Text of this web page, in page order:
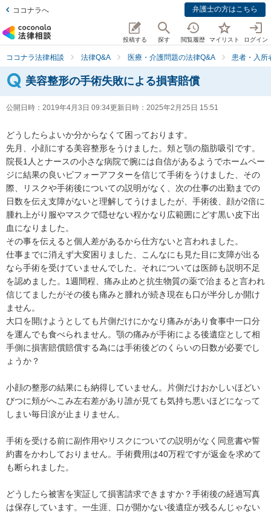
ココナラへ 弁護士の方はこちら
投稿する 探す 閲覧履歴 マイリスト ログイン
ココナラ法律相談 法律Q&A 医療・介護問題の法律Q&A 患者・入所
美容整形の手術失敗による損害賠償
公開日時： 2019年4月3日 09:34更新日時： 2025年2月25日 15:51
どうしたらよいか分からなくて困っております。
先月、小顔にする美容整形をうけました。頬と顎の脂肪吸引です。
院長1人とナースの小さな病院で腕には自信があるようでホームペー
ジに結果の良いビフォーアフターを信じて手術をうけました、その
際、リスクや手術後についての説明がなく、次の仕事の出勤までの
日数を伝え支障がないと理解してうけましたが、手術後、顔が2倍に
腫れ上がり服やマスクで隠せない程かなり広範囲にどす黒い皮下出
血になりました。
その事を伝えると個人差があるから仕方ないと言われました。
仕事までに消えず大変困りました、こんなにも見た目に支障が出る
なら手術を受けていませんでした。それについては医師も説明不足
を認めました。1週間程、痛み止めと抗生物質の薬で治まると言われ
信じてましたがその後も痛みと腫れが続き現在も口が半分しか開け
ません。
大口を開けようとしても片側だけにかなり痛みがあり食事中一口分
を運んでも食べられません。顎の痛みが手術による後遺症として相
手側に損害賠償賠償する為には手術後どのくらいの日数が必要でし
ょうか？
小顔の整形の結果にも納得していません。片側だけおかしいほどい
びつに頬がへこみ左右差があり誰が見ても気持ち悪いほどになって
しまい毎日涙が止まりません。
手術を受ける前に副作用やリスクについての説明がなく同意書や誓
約書をかわしておりません。手術費用は40万程ですが返金を求めて
も断られました。
どうしたら被害を実証して損害請求できますか？手術後の経過写真
は保存しています。一生涯、口が開かない後遺症が残るんじゃない